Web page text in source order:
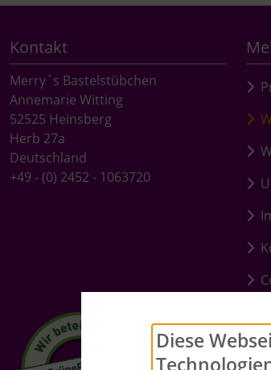
Kontakt
Merry`s Bastelstübchen
Annemarie Witting
52525 Heinsberg
Herb 27a
Deutschland
+49 - (0) 2452 - 1063720
Diese